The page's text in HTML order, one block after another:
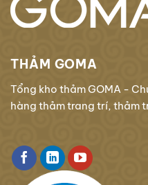
THẢM GOMA
Tổng kho thảm GOMA -
hàng thảm trang trí, thảm